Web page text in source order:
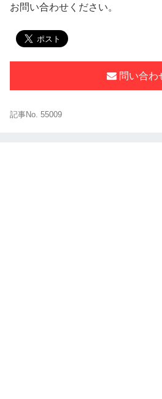
お問い合わせください。
問い合わ
記事No. 55009